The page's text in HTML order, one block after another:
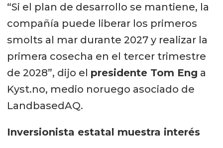
“Si el plan de desarrollo se mantiene, la
compañía puede liberar los primeros
smolts al mar durante 2027 y realizar la
primera cosecha en el tercer trimestre
de 2028”, dijo el presidente Tom Eng a
Kyst.no, medio noruego asociado de
LandbasedAQ.
Inversionista estatal muestra interés